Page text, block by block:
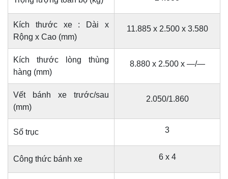
Kích thước xe : Dài x
Rộng x Cao (mm)
11.885 x 2.500 x 3.580
Kích thước lòng thùng
hàng (mm)
8.880 x 2.500 x —/—
Vết bánh xe trước/sau
(mm)
2.050/1.860
Số trục 3
Công thức bánh xe 6 x 4